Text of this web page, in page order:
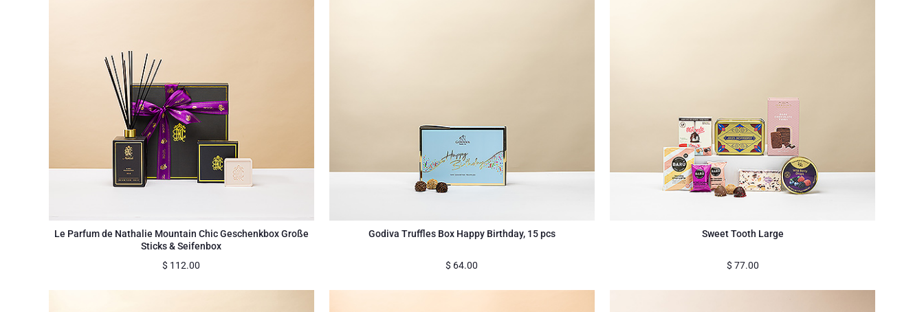
Le Parfum de Nathalie Mountain Chic Geschenkbox Große
Sticks & Seifenbox
$ 112.00
Godiva Truffles Box Happy Birthday, 15 pcs
$ 64.00
Sweet Tooth Large
$ 77.00